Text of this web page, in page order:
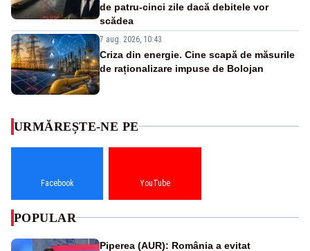
de patru-cinci zile dacă debitele vor
scădea
7 aug. 2026, 10:43
Criza din energie. Cine scapă de măsurile
de raționalizare impuse de Bolojan
URMĂREȘTE-NE PE
Facebook YouTube
POPULAR
Piperea (AUR): România a evitat